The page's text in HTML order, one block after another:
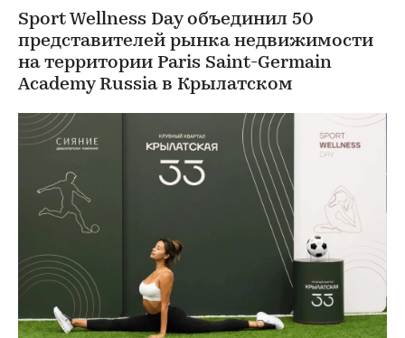
Sport Wellness Day объединил 50
представителей рынка недвижимости
на территории Paris Saint-Germain
Academy Russia в Крылатском